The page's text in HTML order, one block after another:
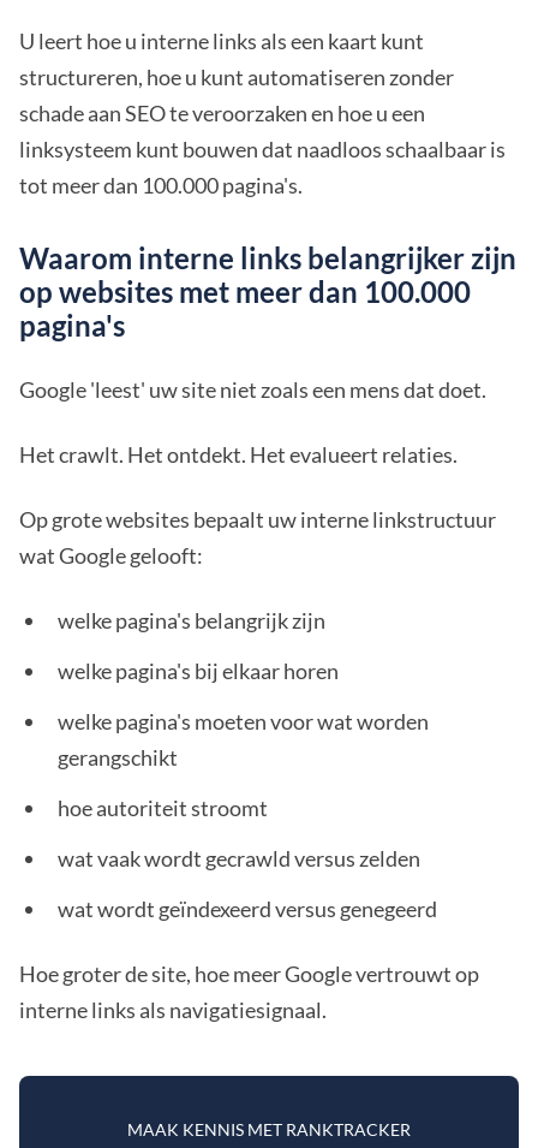
U leert hoe u interne links als een kaart kunt
structureren, hoe u kunt automatiseren zonder
schade aan SEO te veroorzaken en hoe u een
linksysteem kunt bouwen dat naadloos schaalbaar is
tot meer dan 100.000 pagina's.
Waarom interne links belangrijker zijn
op websites met meer dan 100.000
pagina's
Google 'leest' uw site niet zoals een mens dat doet.
Het crawlt. Het ontdekt. Het evalueert relaties.
Op grote websites bepaalt uw interne linkstructuur
wat Google gelooft:
welke pagina's belangrijk zijn
welke pagina's bij elkaar horen
welke pagina's moeten voor wat worden
gerangschikt
hoe autoriteit stroomt
wat vaak wordt gecrawld versus zelden
wat wordt geïndexeerd versus genegeerd
Hoe groter de site, hoe meer Google vertrouwt op
interne links als navigatiesignaal.
MAAK KENNIS MET RANKTRACKER